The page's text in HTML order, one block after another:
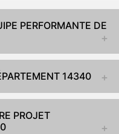
PERFORMANTE DE
14340
PROJET